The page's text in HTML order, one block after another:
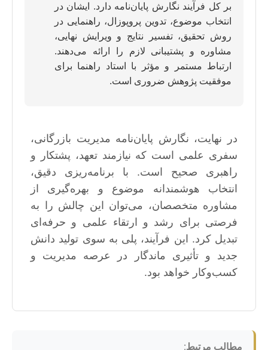
بر کل فرآیند نگارش پایان‌نامه دارد. ایشان در
انتخاب موضوع، تدوین پروپوزال، راهنمایی در
روش تحقیق، تفسیر نتایج و ویرایش نهایی،
مشاوره و پشتیبانی لازم را ارائه می‌دهند.
ارتباط مستمر و مؤثر با استاد راهنما برای
موفقیت پژوهش ضروری است.
در نهایت، نگارش پایان‌نامه مدیریت بازرگانی،
سفری علمی است که نیازمند تعهد، پشتکار و
راهبری صحیح است. با برنامه‌ریزی دقیق،
انتخاب هوشمندانه موضوع و بهره‌گیری از
مشاوره متخصصان، می‌توان این چالش را به
فرصتی برای رشد و ارتقاء علمی و حرفه‌ای
تبدیل کرد. این فرآیند، پلی به سوی تولید دانش
جدید و تأثیری ماندگار در عرصه مدیریت و
کسب‌وکار خواهد بود.
مطالب مرتبط: